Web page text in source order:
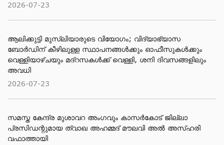
2026-07-23
ആലിക്കുട്ടി മുസ്​ലിയാരുടെ വിയോ​ഗം; വിദ്യാഭ്യാസ
ബോര്‍ഡിന് കീഴിലുള്ള സ്ഥാപനങ്ങള്‍ക്കും ഓഫീസുകള്‍ക്കും
വെള്ളിയാഴ്ചയും മദ്റസകള്‍ക്ക് വെള്ളി, ശനി ദിവസങ്ങളിലും
അവധി
2026-07-23
സമസ്ത കേന്ദ്ര മുശാവറ അംഗവും കാസര്‍കോട് ജില്ലാ
പ്രസിഡന്റുമായ ത്വാഖ അഹമ്മദ് മൗലവി അല്‍ അസ്ഹരി
വഫാത്തായി